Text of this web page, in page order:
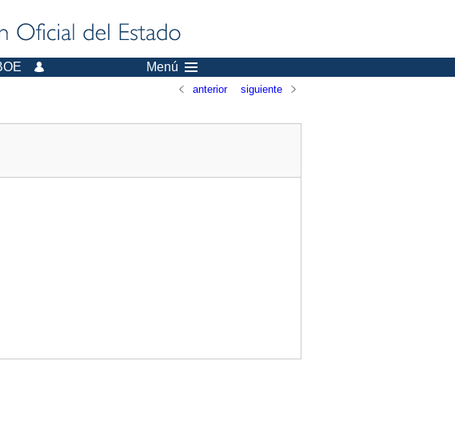
Menú
anterior siguiente